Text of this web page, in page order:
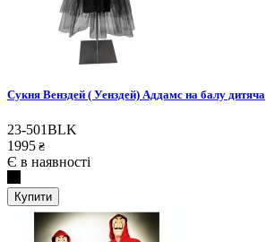
Сукня Венздей ( Уенздей) Аддамс на балу дитяча
23-501BLK
1995 ₴
Є в наявності
Купити